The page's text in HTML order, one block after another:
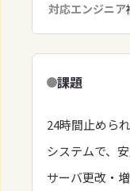
対応エンジニア
課題
24時間止めら
システムで、
サーバ更改・